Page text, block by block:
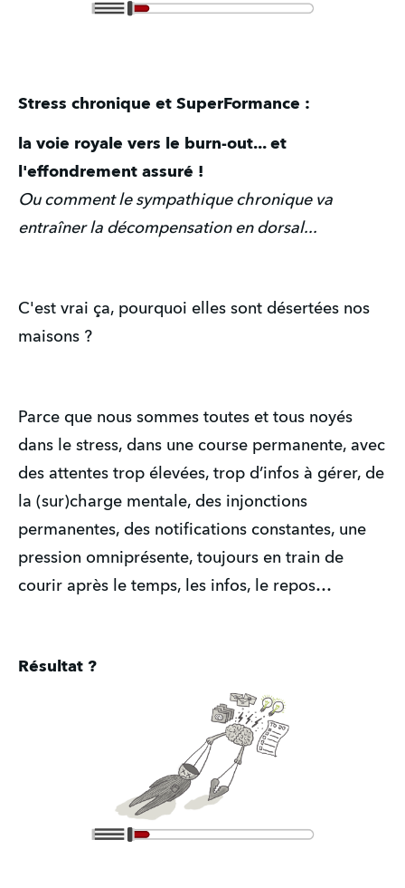
Stress chronique et SuperFormance :
la voie royale vers le burn-out... et
l'effondrement assuré !
Ou comment le sympathique chronique va
entraîner la décompensation en dorsal...
C'est vrai ça, pourquoi elles sont désertées nos
maisons ?
Parce que nous sommes toutes et tous noyés
dans le stress, dans une course permanente, avec
des attentes trop élevées, trop d’infos à gérer, de
la (sur)charge mentale, des injonctions
permanentes, des notifications constantes, une
pression omniprésente, toujours en train de
courir après le temps, les infos, le repos…
Résultat ?